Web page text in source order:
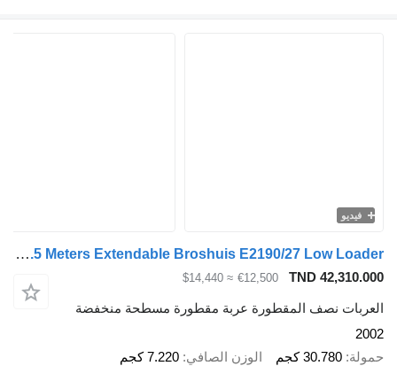
فيديو
Broshuis E/2190/27 - 6.5 Meters Extendable Broshuis E2190/27 Low Loader –
TND 42,310.000
€12,500
≈ $14,440
العربات نصف المقطورة عربة مقطورة مسطحة منخفضة
2002
حمولة 30.780 كجم الوزن الصافي 7.220 كجم